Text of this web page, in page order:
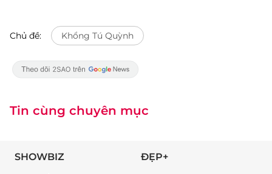
Chủ đề: Khổng Tú Quỳnh
Tin cùng chuyên mục
SHOWBIZ ĐẸP+